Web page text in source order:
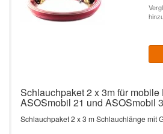
Schlauchpaket 2 x 3m für
ASOSmobil 21 und ASOSmobil
Schlauchpaket 2 x 3 m Schlauchlänge mit